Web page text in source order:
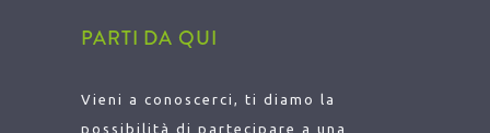
PARTI DA QUI
Vieni a conoscerci, ti diamo la
possibilità di partecipare a una